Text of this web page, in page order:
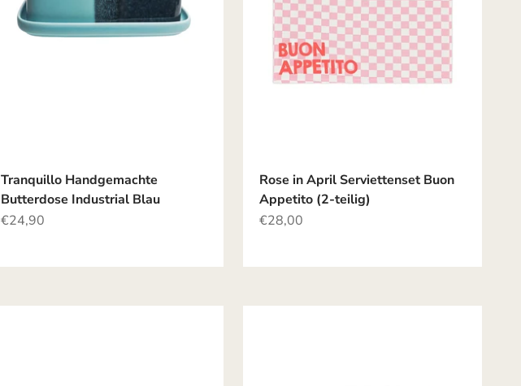
Tranquillo Handgemachte
Butterdose Industrial Blau
Angebot
€24,90
Rose in April Serviettenset Buon
Appetito (2-teilig)
Angebot
€28,00